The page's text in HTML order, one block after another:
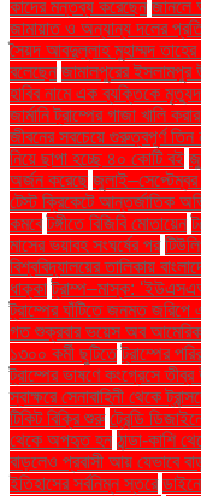
কাদের মন্তব্য করেছেন জানলে
জামায়াত ও অন্যান্য দলের
সৈয়দ আবদুল্লাহ মুহাম্মদ তাহের
বলেছেন জামালপুরের ইসলামপুর
হাবিব নামে এক ব্যক্তিকে
জার্মানি ট্রাম্পের গাজা খালি
জীবনের সবচেয়ে গুরুত্বপূর্ণ তিন
নিয়ে ছাপা হচ্ছে ৪০ কোটি বই
অর্জন করেছে জুলাই–সেপ্টেম্বর
টেস্ট ক্রিকেটে আন্তর্জাতিক
কমবে টঙ্গীতে বিজিবি মোতায়েন
মাসের ভয়াবহ সংঘর্ষের পর
বিশ্ববিদ্যালয়ের তালিকায়
ধাক্কা ট্রাম্প–মাস্ক:
ট্রাম্পের ঘাঁটিতে জনমত জরিপে
গত শুক্রবার ভয়েস অব
১৩০০ কর্মী ছুটিতে ট্রাম্পের
ট্রাম্পের ভাষণে কংগ্রেসে
স্বাক্ষরে সেনাবাহিনী থেকে
টিকিট বিক্রি শুরু ট্রেন্ডি
থেকে অপহৃত হন ঠান্ডা-কাশি
বাড়লেও প্রবাসী আয় যেভাবে
ইতিহাসের সর্বনিম্ন স্তরে